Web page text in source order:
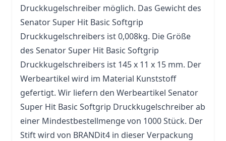
Druckkugelschreiber möglich. Das Gewicht des
Senator Super Hit Basic Softgrip
Druckkugelschreibers ist 0,008kg. Die Größe
des Senator Super Hit Basic Softgrip
Druckkugelschreibers ist 145 x 11 x 15 mm. Der
Werbeartikel wird im Material Kunststoff
gefertigt. Wir liefern den Werbeartikel Senator
Super Hit Basic Softgrip Druckkugelschreiber ab
einer Mindestbestellmenge von 1000 Stück. Der
Stiftwird von BRANDit4 in dieser Verpackung